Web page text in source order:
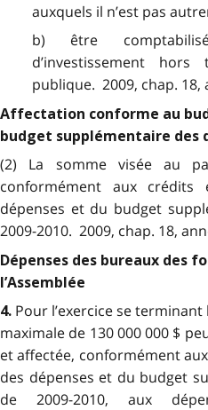
auxquels il n’est pas
b) être
d’investissement
publique. 2009, chap. 18,
Affectation conforme au
budget supplémentaire des
(2) La somme visée au
conformément aux
dépenses et du budget
2009-2010. 2009, chap. 18,
Dépenses des bureaux des
l’Assemblée
4. Pour l’exercice se
maximale de 130 000 000 $
et affectée, conformément
des dépenses et du budget
de 2009-2010, aux